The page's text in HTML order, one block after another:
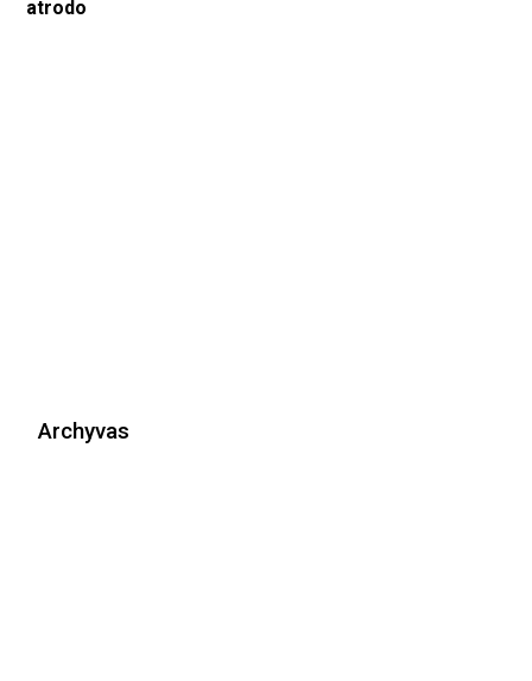
atrodo
Archyvas